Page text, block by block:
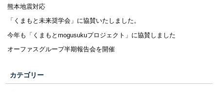
熊本地震対応
「くまもと未来奨学会」に協賛いたしました。
今年も「くまもとmogusukuプロジェクト」に協賛しました
オーファスグループ半期報告会を開催
カテゴリー